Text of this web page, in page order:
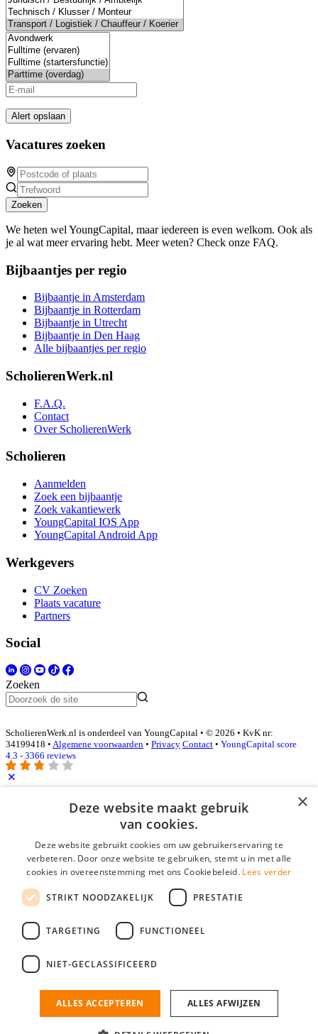
Alert opslaan
Vacatures zoeken
Zoeken
We heten wel YoungCapital, maar iedereen is even welkom. Ook als
je al wat meer ervaring hebt. Meer weten? Check onze FAQ.
Bijbaantjes per regio
Bijbaantje in Amsterdam
Bijbaantje in Rotterdam
Bijbaantje in Utrecht
Bijbaantje in Den Haag
Alle bijbaantjes per regio
ScholierenWerk.nl
F.A.Q.
Contact
Over ScholierenWerk
Scholieren
Aanmelden
Zoek een bijbaantje
Zoek vakantiewerk
YoungCapital IOS App
YoungCapital Android App
Werkgevers
CV Zoeken
Plaats vacature
Partners
Social
Zoeken
ScholierenWerk.nl is onderdeel van YoungCapital • © 2026 • KvK nr:
34199418 • Algemene voorwaarden • Privacy Contact • YoungCapital score
4.3 - 3366 reviews
Inloggen als bedrijf
Wachtwoord
login gegevens onthouden
login
Bedrijf aanmelden
nieuwe collega/werknemer zo gevonden!
×
Deze website maakt gebruik
van cookies.
Deze website gebruikt cookies om uw gebruikerservaring te
verbeteren. Door onze website te gebruiken, stemt u in met alle
cookies in overeenstemming met ons Cookiebeleid. Lees verder
STRIKT NOODZAKELIJK PRESTATIE
TARGETING FUNCTIONEEL
NIET-GECLASSIFICEERD
ALLES ACCEPTEREN ALLES AFWIJZEN